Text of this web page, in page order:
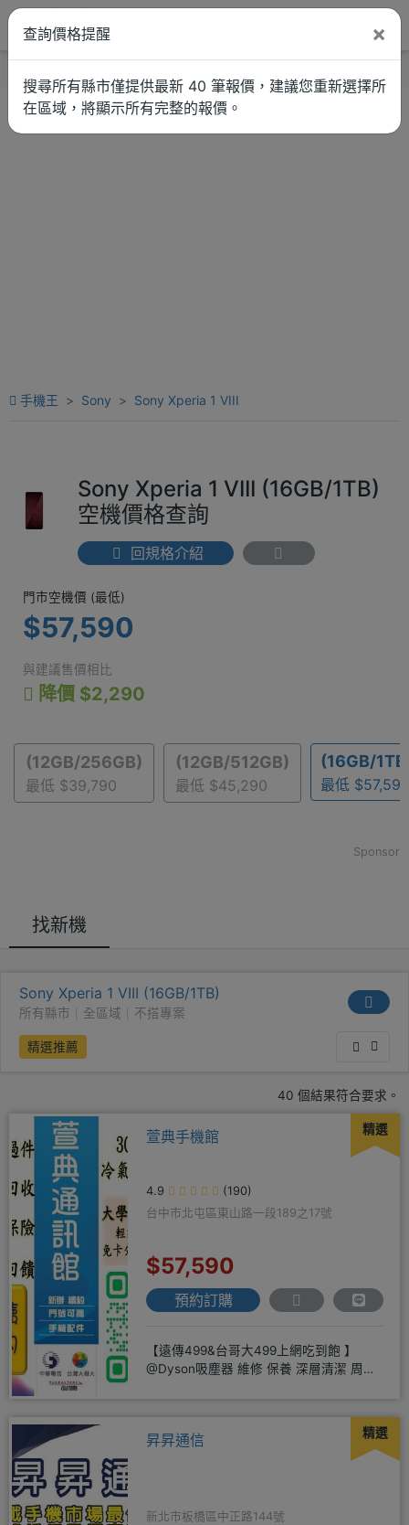
手機王 Sony Sony Xperia 1 VIII
Sony Xperia 1 VIII (16GB/1TB)
空機價格查詢
回規格介紹
門市空機價 (最低) $57,590
門市空機價 (最低)
$57,590
與建議售價相比
降價 $2,290
(12GB/256GB)
最低 $39,790
(12GB/512GB)
最低 $45,290
(16GB/
最低 $57,590
Sponsor
找新機
Sony Xperia 1 VIII (16GB/1TB)
所有縣市｜全區域｜不搭專案
精選推薦
40 個結果符合要求。
精選
萱典手機館
4.9
(190)
台中市北屯區東山路一段189之17號
$57,590
預約訂購
【遠傳499&台哥大499上網吃到飽 】
@Dyson吸塵器 維修 保養 深層清潔 周邊
精選
昇昇通信
新北市板橋區中正路144號
查詢價格提醒 ×
搜尋所有縣市僅提供最新 40 筆報價，建議您重新選擇所
在區域，將顯示所有完整的報價。